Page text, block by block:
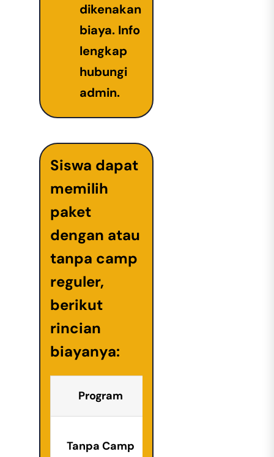
dikenakan
biaya. Info
lengkap
hubungi
admin.
Siswa dapat
memilih
paket
dengan atau
tanpa camp
reguler,
berikut
rincian
biayanya:
Program
Tanpa Camp